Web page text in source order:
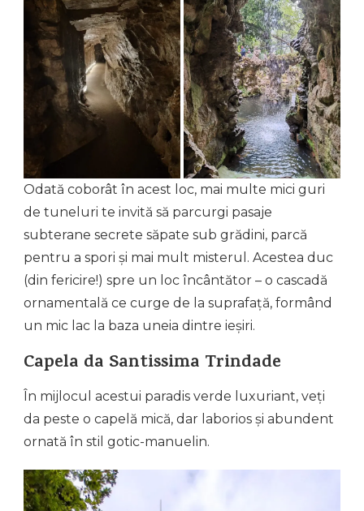
Odată coborât în acest loc, mai multe mici guri
de tuneluri te invită să parcurgi pasaje
subterane secrete săpate sub grădini, parcă
pentru a spori și mai mult misterul. Acestea duc
(din fericire!) spre un loc încântător – o cascadă
ornamentală ce curge de la suprafață, formând
un mic lac la baza uneia dintre ieșiri.
Capela da Santissima Trindade
În mijlocul acestui paradis verde luxuriant, veți
da peste o capelă mică, dar laborios și abundent
ornată în stil gotic-manuelin.